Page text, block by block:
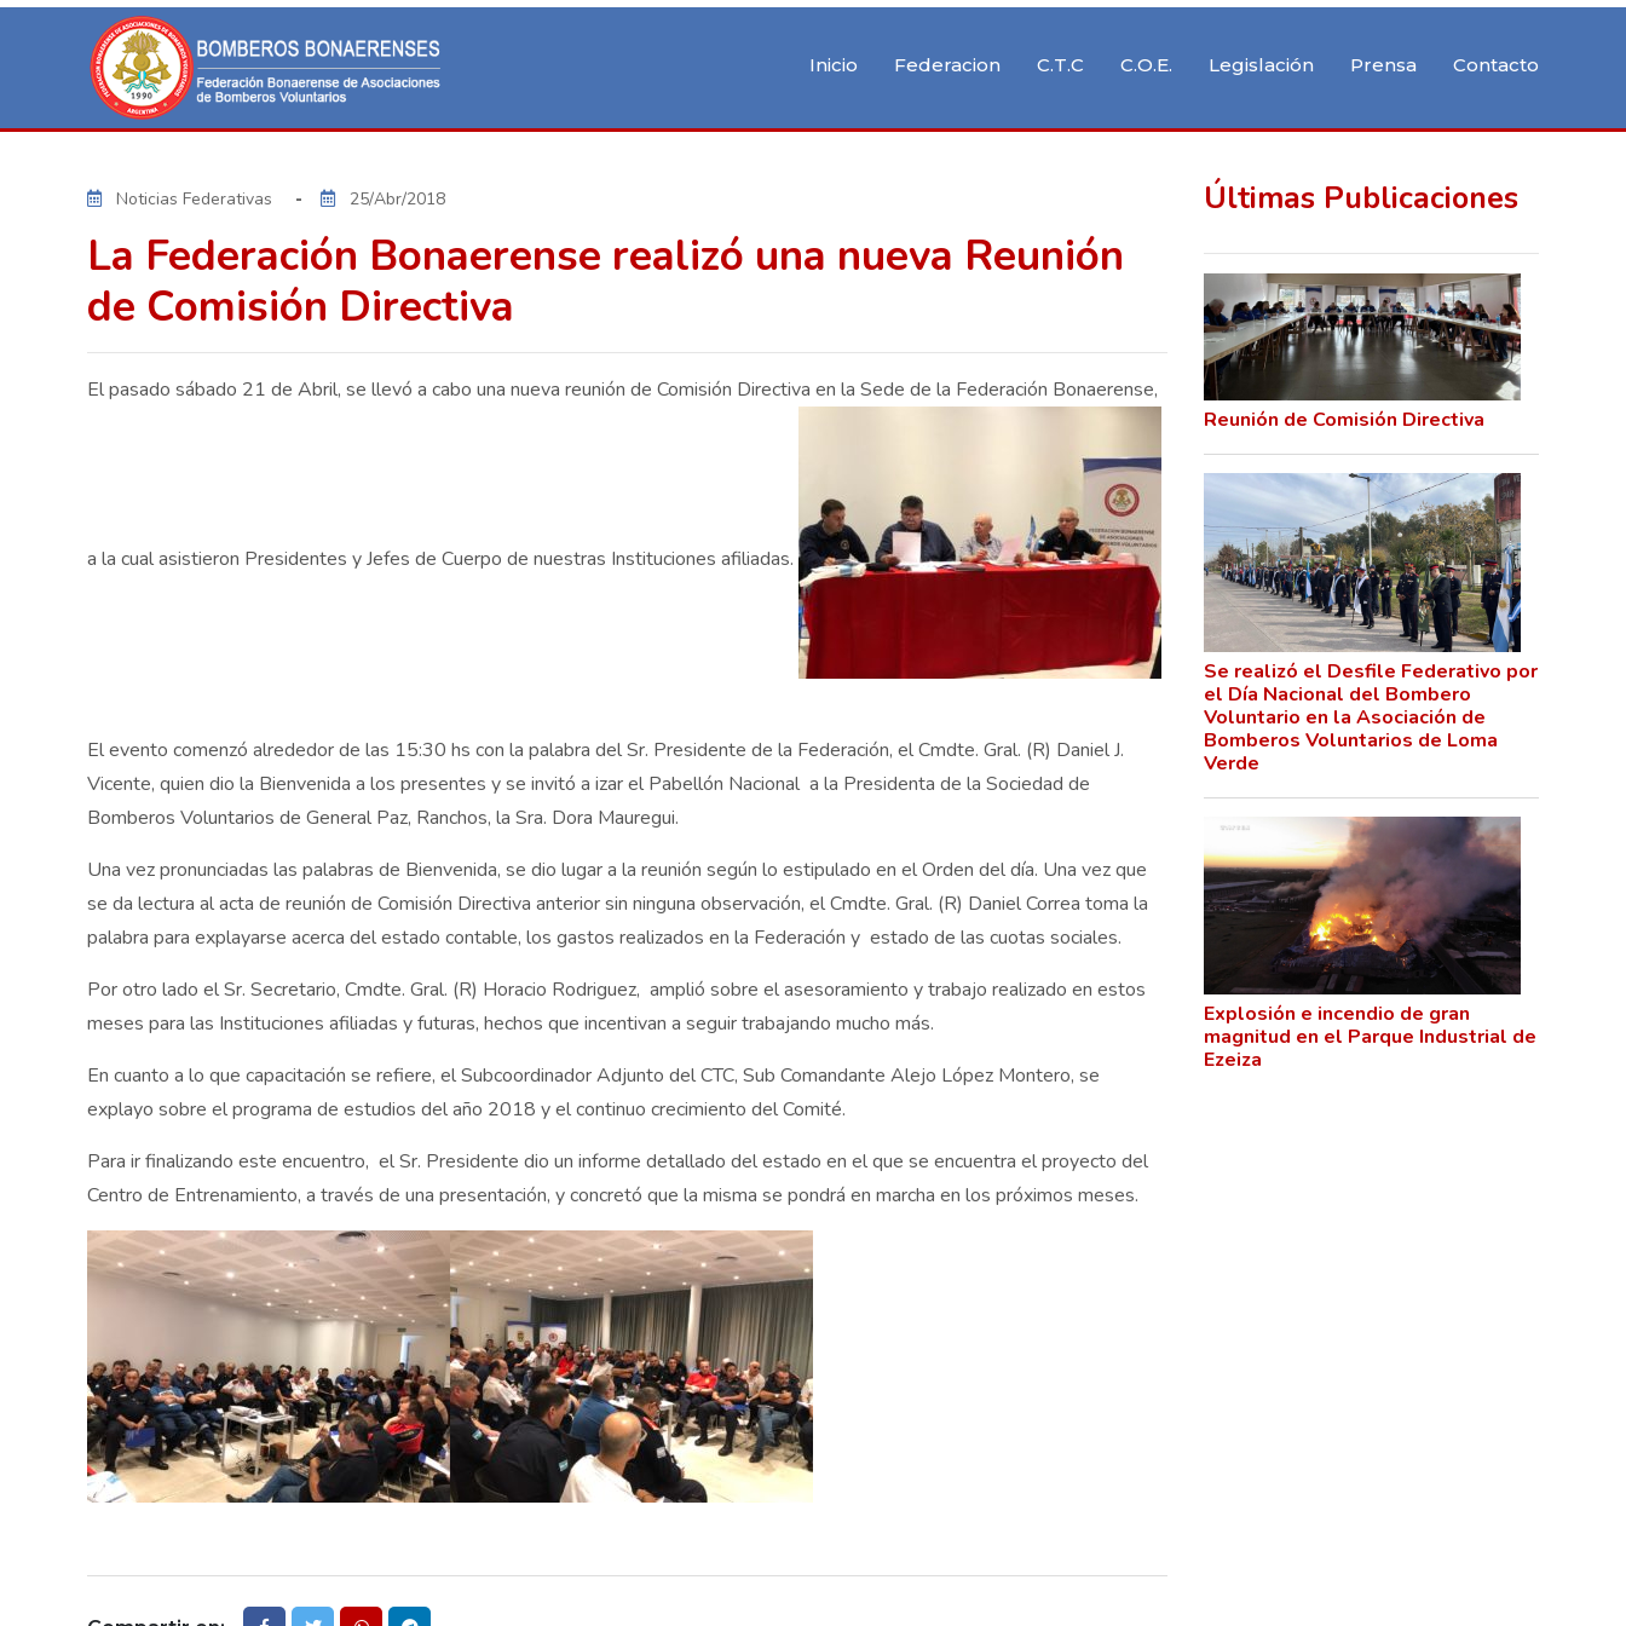
Inicio Federacion C.T.C C.O.E. Legislación Prensa Contacto
Noticias Federativas 25/Abr/2018
La Federación Bonaerense realizó una nueva Reunión
de Comisión Directiva
El pasado sábado 21 de Abril, se llevó a cabo una nueva reunión de Comisión Directiva en la Sede de la Federación Bonaerense,
a la cual asistieron Presidentes y Jefes de Cuerpo de nuestras Instituciones afiliadas.
El evento comenzó alrededor de las 15:30 hs con la palabra del Sr. Presidente de la Federación, el Cmdte. Gral. (R) Daniel J.
Vicente, quien dio la Bienvenida a los presentes y se invitó a izar el Pabellón Nacional a la Presidenta de la Sociedad de
Bomberos Voluntarios de General Paz, Ranchos, la Sra. Dora Mauregui.
Una vez pronunciadas las palabras de Bienvenida, se dio lugar a la reunión según lo estipulado en el Orden del día. Una vez que
se da lectura al acta de reunión de Comisión Directiva anterior sin ninguna observación, el Cmdte. Gral. (R) Daniel Correa toma la
palabra para explayarse acerca del estado contable, los gastos realizados en la Federación y estado de las cuotas sociales.
Por otro lado el Sr. Secretario, Cmdte. Gral. (R) Horacio Rodriguez, amplió sobre el asesoramiento y trabajo realizado en estos
meses para las Instituciones afiliadas y futuras, hechos que incentivan a seguir trabajando mucho más.
En cuanto a lo que capacitación se refiere, el Subcoordinador Adjunto del CTC, Sub Comandante Alejo López Montero, se
explayo sobre el programa de estudios del año 2018 y el continuo crecimiento del Comité.
Para ir finalizando este encuentro, el Sr. Presidente dio un informe detallado del estado en el que se encuentra el proyecto del
Centro de Entrenamiento, a través de una presentación, y concretó que la misma se pondrá en marcha en los próximos meses.
Últimas Publicaciones
Reunión de Comisión Directiva
Se realizó el Desfile Federativo por
el Día Nacional del Bombero
Voluntario en la Asociación de
Bomberos Voluntarios de Loma
Verde
Explosión e incendio de gran
magnitud en el Parque Industrial de
Ezeiza